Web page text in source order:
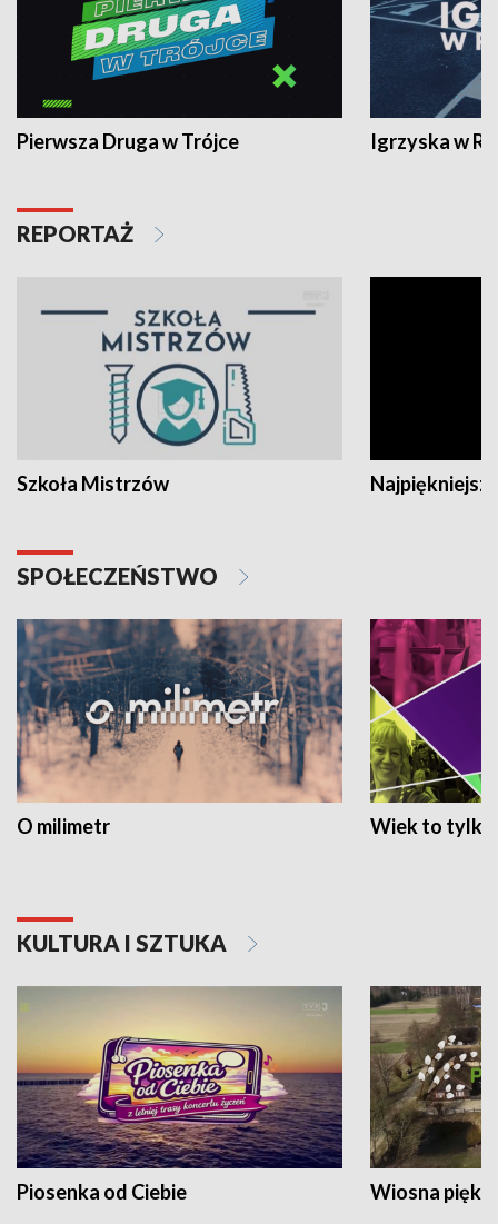
Pierwsza Druga w Trójce Igrzyska w
REPORTAŻ
Szkoła Mistrzów
SPOŁECZEŃSTWO
O milimetr Wiek to tylko
KULTURA I SZTUKA
Piosenka od Ciebie Wiosna